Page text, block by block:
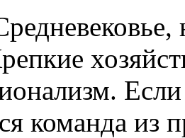
команда из